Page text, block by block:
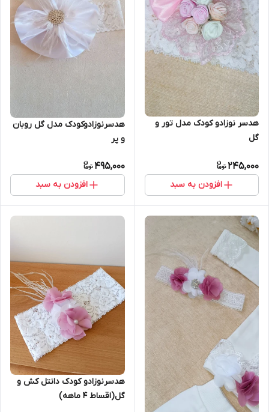
هدسر نوزادو کودک مدل تور و
گل
245,000
افزودن به سبد
هدسرنوزادوکودک مدل گل روبان
و پر
495,000
افزودن به سبد
هدسرنوزادو کودک دانتل کش و
گل(اقساط ۴ ماهه)